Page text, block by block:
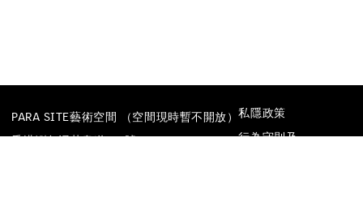
PARA SITE藝術空間 （空間現時暫不開放）
香港鰂魚涌英皇道677號
私隱政策
行為守則及